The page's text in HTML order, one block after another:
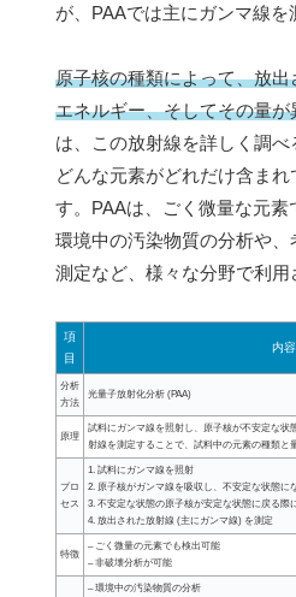
が、PAAでは主にガンマ線を
原子核の種類によって、放
エネルギー、そしてその量が
は、この放射線を詳しく調
どんな元素がどれだけ含まれ
す。PAAは、ごく微量な元素
環境中の汚染物質の分析や
測定など、様々な分野で利用
項
目
内容
分析
方法
光量子放射化分析 (PAA)
原理
試料にガンマ線を照射し、原子核が不安定な状
射線を測定することで、試料中の元素の種類と
プロ
セス
1. 試料にガンマ線を照射
2. 原子核がガンマ線を吸収し、不安定な状態に
3. 不安定な状態の原子核が安定な状態に戻る際
4. 放出された放射線 (主にガンマ線) を測定
特徴
– ごく微量の元素でも検出可能
– 非破壊分析が可能
– 環境中の汚染物質の分析